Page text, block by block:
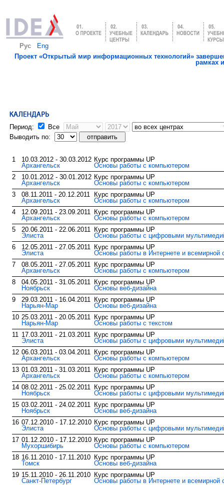
Рус
Eng
Проект «Открытый мир информационных технологий»
рамках
Период:
Все
Выводить по:
1
10.03.2012 - 30.03.2012
Архангельск
Курс программы UP
Основы работы с компьютером
2
10.01.2012 - 30.01.2012
Архангельск
Курс программы UP
Основы работы с компьютером
3
08.11.2011 - 20.12.2011
Архангельск
Курс программы UP
Основы работы с компьютером
4
12.09.2011 - 23.09.2011
Архангельск
Курс программы UP
Основы работы с компьютером
5
20.06.2011 - 22.06.2011
Элиста
Курс программы UP
Основы работы с цифровыми
6
12.05.2011 - 27.05.2011
Элиста
Курс программы UP
Основы работы в Интернете и всемирной
7
08.05.2011 - 27.05.2011
Архангельск
Курс программы UP
Основы работы с компьютером
8
04.05.2011 - 31.05.2011
Ноябрьск
Курс программы UP
Основы веб-дизайна
9
29.03.2011 - 16.04.2011
Нарьян-Мар
Курс программы UP
Основы веб-дизайна
10 25.03.2011 - 20.05.2011
Нарьян-Мар
Курс программы UP
Основы работы с текстом
11 17.03.2011 - 21.03.2011
Элиста
Курс программы UP
Основы работы с цифровыми
12 06.03.2011 - 03.04.2011
Архангельск
Курс программы UP
Основы работы с компьютером
13 01.03.2011 - 31.03.2011
Архангельск
Курс программы UP
Основы работы с компьютером
14 08.02.2011 - 25.02.2011
Ноябрьск
Курс программы UP
Основы работы с цифровыми
15 03.02.2011 - 24.02.2011
Ноябрьск
Курс программы UP
Основы веб-дизайна
16 07.12.2010 - 17.12.2010
Элиста
Курс программы UP
Основы работы с цифровыми
17 01.12.2010 - 17.12.2010
Мухоршибирь
Курс программы UP
Основы работы с компьютером
18 16.11.2010 - 17.11.2010
Томск
Курс программы UP
Основы веб-дизайна
19 15.11.2010 - 26.11.2010
Санкт-Петербург
Курс программы UP
Основы работы в Интернете и всемирной